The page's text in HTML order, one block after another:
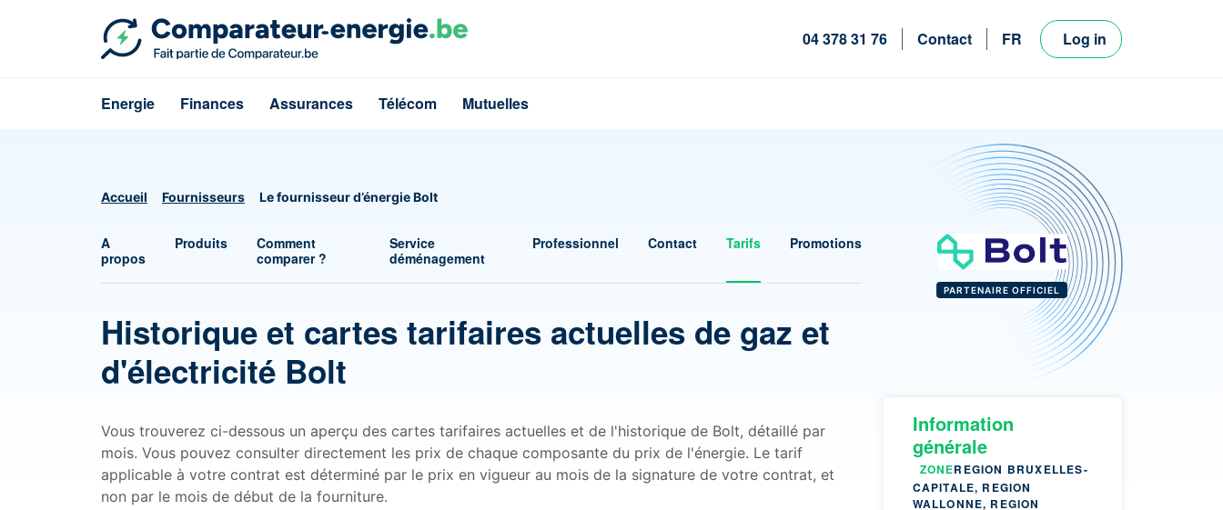
04 378 31 76 Contact
FR
Log in
Energie Finances Assurances Télécom Mutuelles
Accueil Fournisseurs Le fournisseur d’énergie Bolt
A
propos
Produits
Comment
comparer ?
Service
déménagement
Professionnel Contact Tarifs Promotions
Historique et cartes tarifaires actuelles de gaz et
d'électricité Bolt
Vous trouverez ci-dessous un aperçu des cartes tarifaires actuelles et de l'historique de Bolt, détaillé par
mois. Vous pouvez consulter directement les prix de chaque composante du prix de l'énergie. Le tarif
applicable à votre contrat est déterminé par le prix en vigueur au mois de la signature de votre contrat, et
non par le mois de début de la fourniture.
PARTENAIRE OFFICIEL
Information
générale
ZONEREGION BRUXELLES-
CAPITALE, REGION
WALLONNE, REGION